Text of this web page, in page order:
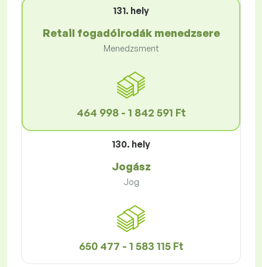
131. hely
Retail fogadóirodák menedzsere
Menedzsment
464 998 - 1 842 591 Ft
130. hely
Jogász
Jog
650 477 - 1 583 115 Ft